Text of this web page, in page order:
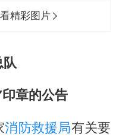
精彩图片
章的公告
消防救援局有关要